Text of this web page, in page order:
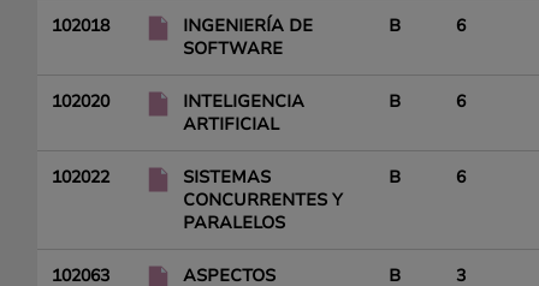
102018
INGENIERÍA DE
SOFTWARE
B 6
102020
INTELIGENCIA
ARTIFICIAL
B 6
102022
SISTEMAS
CONCURRENTES Y
PARALELOS
B 6
102063
ASPECTOS
B 3